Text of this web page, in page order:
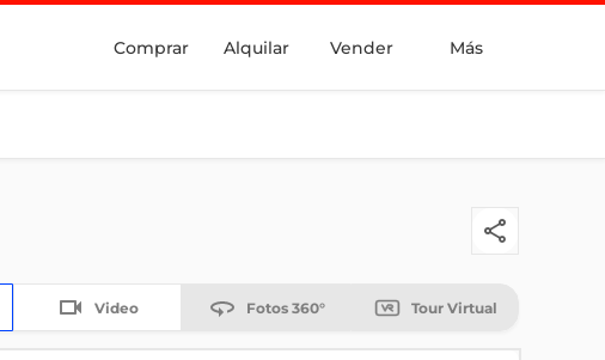
Comprar Alquilar Vender Más
Video Fotos 360° Tour Virtual